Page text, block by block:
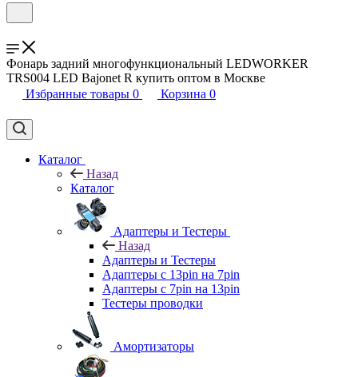
Фонарь задний многофункциональный LEDWORKER
TRS004 LED Bajonet R купить оптом в Москве
Избранные товары 0 Корзина 0
Каталог
Назад
Каталог
Адаптеры и Тестеры
Назад
Адаптеры и Тестеры
Адаптеры с 13pin на 7pin
Адаптеры с 7pin на 13pin
Тестеры проводки
Амортизаторы